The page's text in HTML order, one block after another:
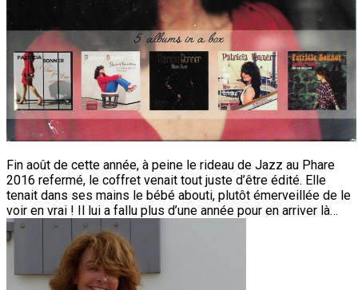
Fin août de cette année, à peine le rideau de Jazz au Phare
2016 refermé, le coffret venait tout juste d’être édité. Elle
tenait dans ses mains le bébé abouti, plutôt émerveillée de le
voir en vrai ! Il lui a fallu plus d’une année pour en arriver là…